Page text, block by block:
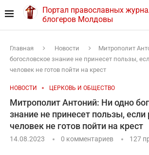
Портал православных
блогеров Молдовы
Главная Новости
Митрополит
богословское знание не принесет пользы,
человек не готов пойти на крест
НОВОСТИ ЦЕРКОВЬ И ОБЩЕСТВО
Митрополит Антоний: Ни одно
знание не принесет пользы, если
человек не готов пойти на крест
14.08.2023 0 комментариев 127